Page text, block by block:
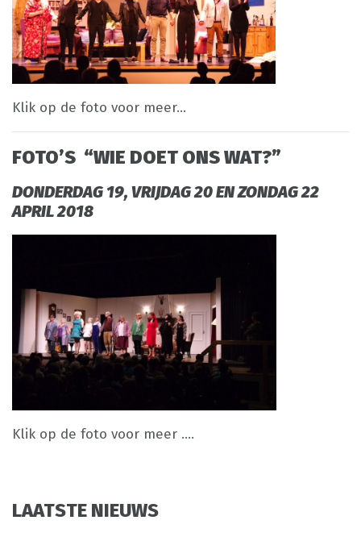
Klik op de foto voor meer…
FOTO’S “WIE DOET ONS WAT?”
DONDERDAG 19, VRIJDAG 20 EN ZONDAG 22
APRIL 2018
Klik op de foto voor meer ….
LAATSTE NIEUWS